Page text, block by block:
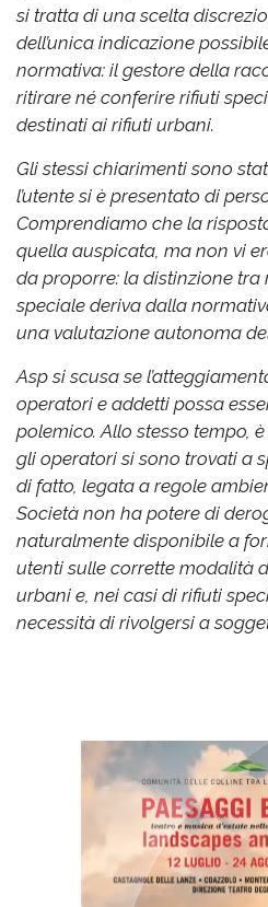
si tratta di una scelta
dell’unica indicazione
normativa: il gestore della
ritirare né conferire rifiuti
destinati ai rifiuti urbani.
Gli stessi chiarimenti sono
l’utente si è presentato di
Comprendiamo che la
quella auspicata, ma non vi
da proporre: la distinzione tra
speciale deriva dalla
una valutazione autonoma
Asp si scusa se
operatori e addetti possa
polemico. Allo stesso tempo,
gli operatori si sono trovati a
di fatto, legata a regole
Società non ha potere di
naturalmente disponibile a
utenti sulle corrette modalità
urbani e, nei casi di rifiuti
necessità di rivolgersi a